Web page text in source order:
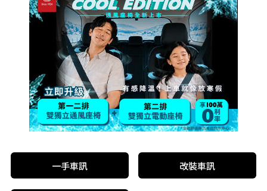
一手車訊 改裝車訊